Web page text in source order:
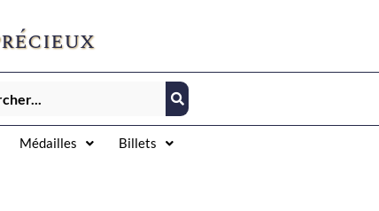
Médailles
Billets